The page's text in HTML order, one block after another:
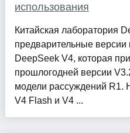
использования
Китайская лаборатория
предварительные
DeepSeek V4, которая
прошлогодней версии
модели рассуждений
V4 Flash и V4 ...